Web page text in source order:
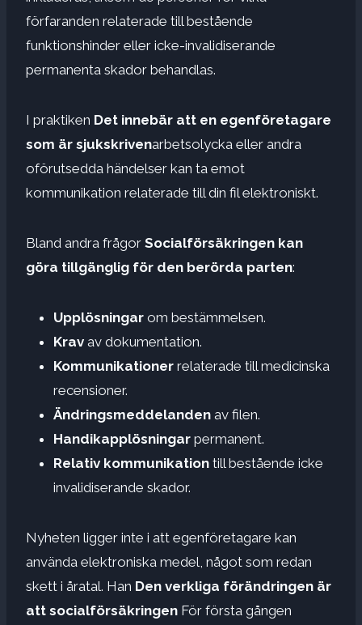
förfaranden relaterade till bestående
funktionshinder eller icke-invalidiserande
permanenta skador behandlas.
I praktiken Det innebär att en egenföretagare
som är sjukskrivenarbetsolycka eller andra
oförutsedda händelser kan ta emot
kommunikation relaterade till din fil elektroniskt.
Bland andra frågor Socialförsäkringen kan
göra tillgänglig för den berörda parten:
Upplösningar om bestämmelsen.
Krav av dokumentation.
Kommunikationer relaterade till medicinska
recensioner.
Ändringsmeddelanden av filen.
Handikapplösningar permanent.
Relativ kommunikation till bestående icke
invalidiserande skador.
Nyheten ligger inte i att egenföretagare kan
använda elektroniska medel, något som redan
skett i åratal. Han Den verkliga förändringen är
att socialförsäkringen För första gången